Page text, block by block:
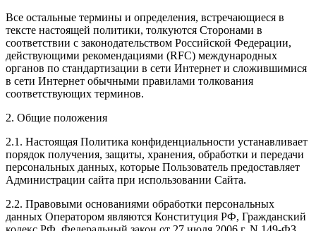
Все остальные термины и определения, встречающиеся в
тексте настоящей политики, толкуются Сторонами в
соответствии с законодательством Российской Федерации,
действующими рекомендациями (RFC) международных
органов по стандартизации в сети Интернет и сложившимися
в сети Интернет обычными правилами толкования
соответствующих терминов.
2. Общие положения
2.1. Настоящая Политика конфиденциальности устанавливает
порядок получения, защиты, хранения, обработки и передачи
персональных данных, которые Пользователь предоставляет
Администрации сайта при использовании Сайта.
2.2. Правовыми основаниями обработки персональных
данных Оператором являются Конституция РФ, Гражданский